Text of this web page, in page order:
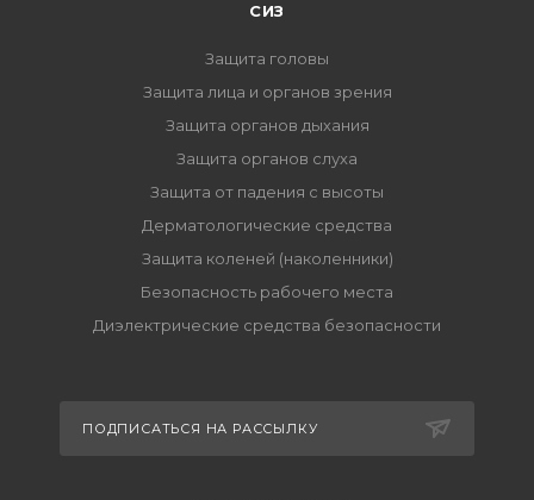
СИЗ
Защита головы
Защита лица и органов зрения
Защита органов дыхания
Защита органов слуха
Защита от падения с высоты
Дерматологические средства
Защита коленей (наколенники)
Безопасность рабочего места
Диэлектрические средства безопасности
ПОДПИСАТЬСЯ НА РАССЫЛКУ